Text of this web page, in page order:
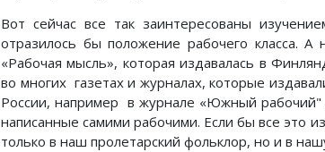
Вот сейчас все так заинтересованы
отразилось бы положение рабочего класса.
«Рабочая мысль», которая издавалась в
во многих газетах и журналах, которые
России, например в журнале «Южный рабочий"
написанные самими рабочими. Если бы все это
только в наш пролетарский фольклор, но и в